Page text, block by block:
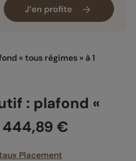
« tous régimes » à 1
: plafond «
444,89 €
Placement